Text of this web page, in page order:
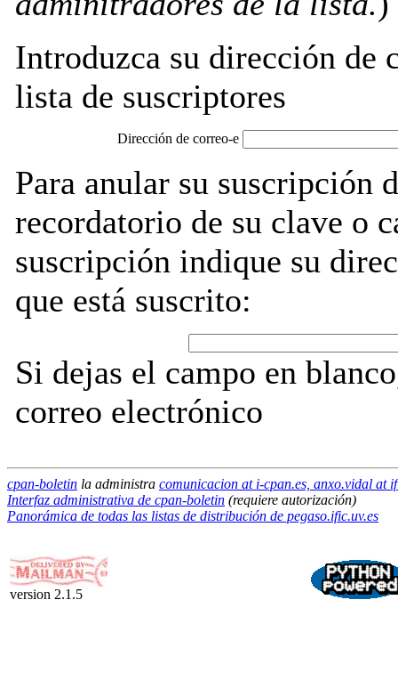
Introduzca su dirección de
lista de suscriptores
Dirección de correo-e
Para anular su suscripción
recordatorio de su clave o
suscripción indique su
que está suscrito:
Si dejas el campo en
correo electrónico
cpan-boletin la administra comunicacion at i-cpan.es, anxo.vidal at
Interfaz administrativa de cpan-boletin (requiere autorización)
Panorámica de todas las listas de distribución de pegaso.ific.uv.es
version 2.1.5